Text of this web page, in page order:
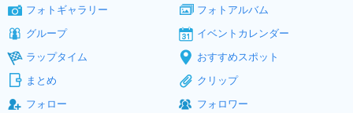
フォトギャラリー
フォトアルバム
グループ
イベントカレンダー
ラップタイム
おすすめスポット
まとめ
クリップ
フォロー
フォロワー